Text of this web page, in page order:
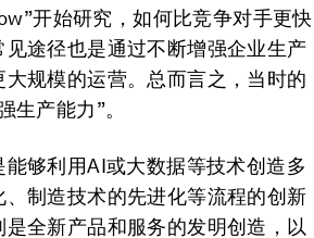
开始研究，如何比竞争对手更快
途径也是通过不断增强企业生产
规模的运营。总而言之，当时的
生产能力”。
够利用AI或大数据等技术创造多
制造技术的先进化等流程的创新
全新产品和服务的发明创造，以